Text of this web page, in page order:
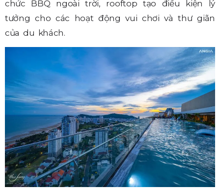
chức BBQ ngoài trời, rooftop tạo điều kiện lý
tưởng cho các hoạt động vui chơi và thư giãn
của du khách.